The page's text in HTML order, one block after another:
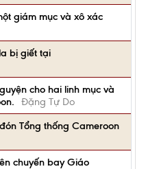
giám mục và xô xác
bị giết tại
cho hai linh mục và
Đặng Tự Do
Tổng thống Cameroon
chuyến bay Giáo